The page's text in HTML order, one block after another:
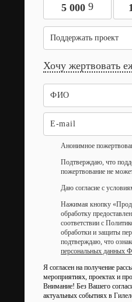
5 000 9
Поддержать проект
Хочу жертвовать
Анонимное
Подтверждаю, что
пожертвование не
Даю согласие с
Нажимая кнопку
обработку
соответствии с
обработки и защиты
подтверждаю, что
персональных данных
Я согласен на получение
мероприятиях, проектах и
Внимание! Без Вашего
актуальных событиях в